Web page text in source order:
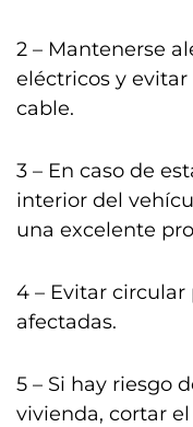
2 – Mantenerse
eléctricos y
cable.
3 – En caso de
interior del
una excelente
4 – Evitar
afectadas.
5 – Si hay riesgo
vivienda, cortar